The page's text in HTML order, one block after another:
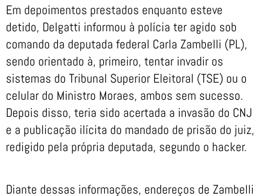
Em depoimentos prestados enquanto esteve
detido, Delgatti informou à polícia ter agido sob
comando da deputada federal Carla Zambelli (PL),
sendo orientado à, primeiro, tentar invadir os
sistemas do Tribunal Superior Eleitoral (TSE) ou o
celular do Ministro Moraes, ambos sem sucesso.
Depois disso, teria sido acertada a invasão do CNJ
e a publicação ilícita do mandado de prisão do juiz,
redigido pela própria deputada, segundo o hacker.
Diante dessas informações, endereços de Zambelli